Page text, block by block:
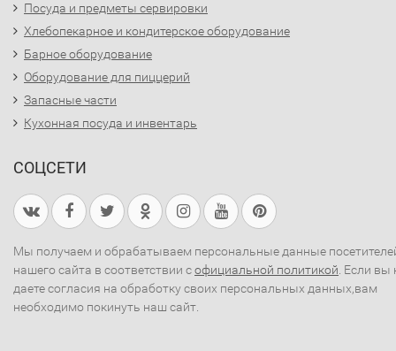
Посуда и предметы сервировки
Хлебопекарное и кондитерское оборудование
Барное оборудование
Оборудование для пиццерий
Запасные части
Кухонная посуда и инвентарь
СОЦСЕТИ
Мы получаем и обрабатываем персональные данные
нашего сайта в соответствии софициальной политикой. Если вы
даете согласия на обработку своих персональных данных,вам
необходимо покинуть наш сайт.